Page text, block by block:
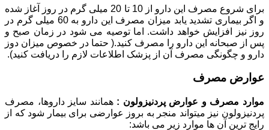
برای شروع مصرف این دارو از 10 تا 20 میلی گرم در روز آغاز شده
و اگر بیماری تشدید یابد میزان مصرف این دارو به 60 میلی گرم در
روز نیز افزایش خواهد داشت. اما توصیه می شود در زمان صبح و
پس از صبحانه این دارو را مصرف کنید.( حتما در خصوص میزان دوز
دارو و چگونگی مصرف آن از پزشک اطلاعات لازم را دریافت کنید).
عوارض مصرف
موارد مصرف و عوارض پردنیزولون :همانند سایز داروها، مصرف
پردنیزولون نیز میتواند منجر به بروز عوارضی برای بیمار شود که از
رایج ترین آن ها موارد زیر می باشد: